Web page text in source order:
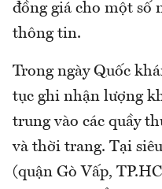
đồng giá cho một số
thông tin.
Trong ngày Quốc
tục ghi nhận lượng
trung vào các quầy
và thời trang. Tại
(quận Gò Vấp,